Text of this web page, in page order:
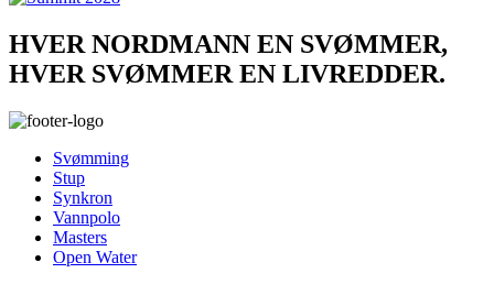
HVER NORDMANN EN SVØMMER,
HVER SVØMMER EN LIVREDDER.
Svømming
Stup
Synkron
Vannpolo
Masters
Open Water